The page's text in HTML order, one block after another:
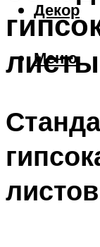
Декор
Меню
листов